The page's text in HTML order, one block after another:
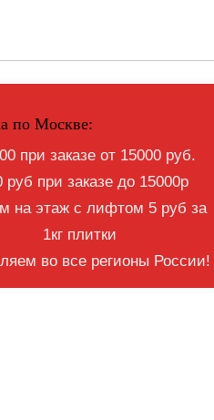
по Москве:
при заказе от 15000 руб.
руб при заказе до 15000р
на этаж с лифтом 5 руб за
1кг плитки
во все регионы России!